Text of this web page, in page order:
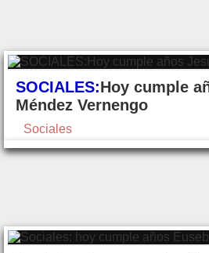
SOCIALES:Hoy cumple
Méndez Vernengo
Sociales